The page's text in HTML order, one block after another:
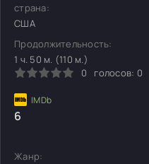
страна:
США
Продолжительность:
1 ч. 50 м. (110 м.)
0
голосов: 0
6
Жанр: